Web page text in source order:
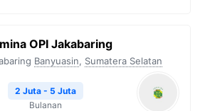
OPI Jakabaring
Banyuasin, Sumatera Selatan
2 Juta - 5 Juta
Bulanan